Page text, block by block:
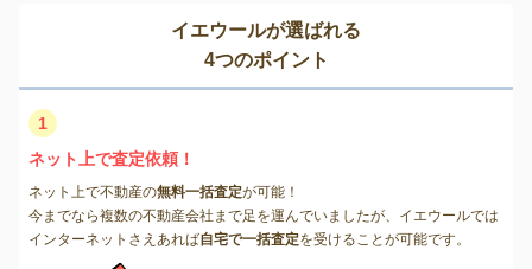
イエウールが選ばれる
4つのポイント
1
ネット上で査定依頼！
ネット上で不動産の無料一括査定が可能！
今までなら複数の不動産会社まで足を運んでいましたが、イエウールでは
インターネットさえあれば自宅で一括査定を受けることが可能です。